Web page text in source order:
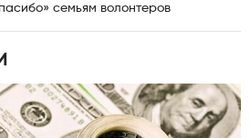
семьям волонтеров